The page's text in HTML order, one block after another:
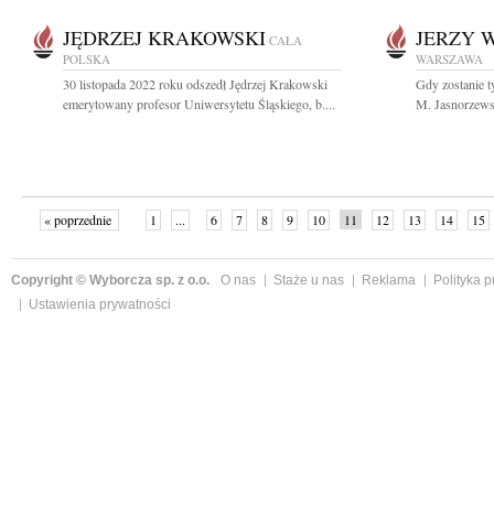
JĘDRZEJ KRAKOWSKI CAŁA
POLSKA
30 listopada 2022 roku odszedł Jędrzej Krakowski
emerytowany profesor Uniwersytetu Śląskiego, b....
JERZY
WARSZAWA
Gdy zostanie
M.
« poprzednie 1 ... 6 7 8 9 10 11 12 13 14 15
Copyright © Wyborcza sp. z o.o. O nas Staże u nas Reklama
Polityka
Ustawienia prywatności